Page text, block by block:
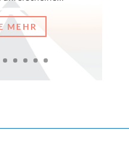
MEHR